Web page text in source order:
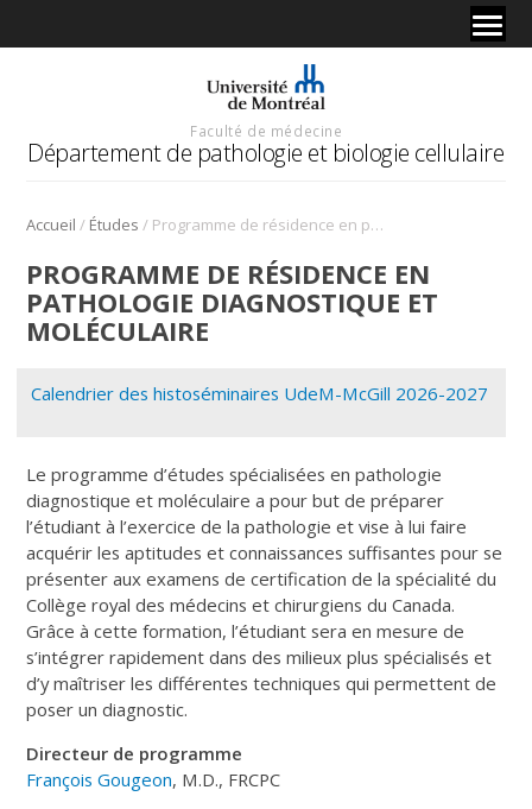
Faculté de médecine
Département de pathologie et biologie cellulaire
Accueil / Études / Programme de résidence en pathologie diagnostique et moléculaire
PROGRAMME DE RÉSIDENCE EN
PATHOLOGIE DIAGNOSTIQUE ET
MOLÉCULAIRE
Calendrier des histoséminaires UdeM-McGill 2026-2027
Le programme d’études spécialisées en pathologie
diagnostique et moléculaire a pour but de préparer
l’étudiant à l’exercice de la pathologie et vise à lui faire
acquérir les aptitudes et connaissances suffisantes pour se
présenter aux examens de certification de la spécialité du
Collège royal des médecins et chirurgiens du Canada.
Grâce à cette formation, l’étudiant sera en mesure de
s’intégrer rapidement dans des milieux plus spécialisés et
d’y maîtriser les différentes techniques qui permettent de
poser un diagnostic.
Directeur de programme
François Gougeon, M.D., FRCPC